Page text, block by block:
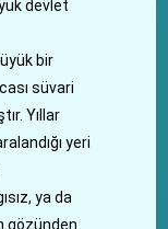
devlet
bir
süvari
Yıllar
yeri
ya da
gözünden